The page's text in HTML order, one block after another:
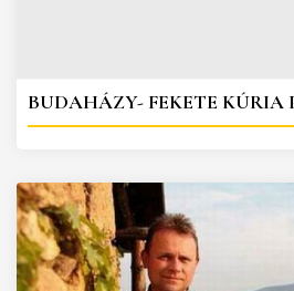
BUDAHÁZY- FEKETE KÚRIA